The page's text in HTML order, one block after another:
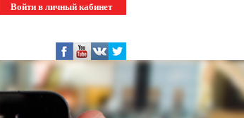
Войти в личный кабинет